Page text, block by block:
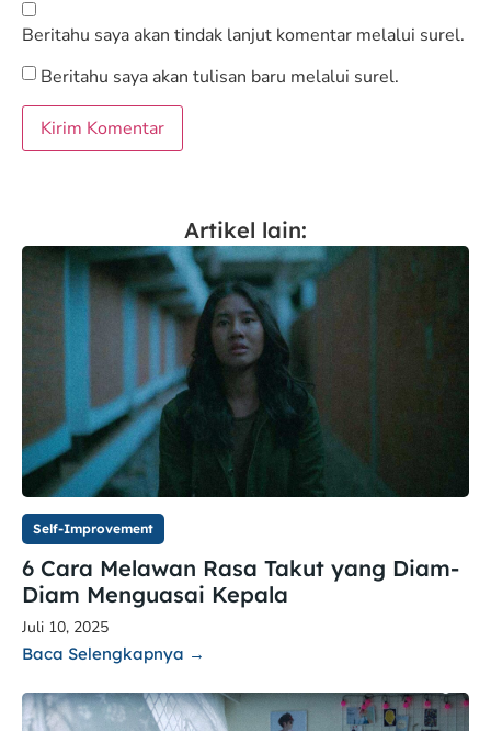
Beritahu saya akan tindak lanjut komentar melalui surel.
Beritahu saya akan tulisan baru melalui surel.
Artikel lain:
Self-Improvement
6 Cara Melawan Rasa Takut yang Diam-
Diam Menguasai Kepala
Juli 10, 2025
Baca Selengkapnya →